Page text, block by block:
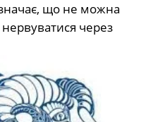
що не можна
через